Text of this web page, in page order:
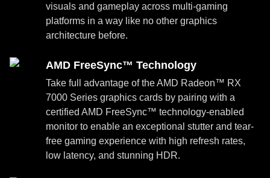
visuals and gameplay across multi-gaming
platforms in a way like no other graphics
architecture before.
AMD FreeSync™ Technology
Take full advantage of the AMD Radeon™ RX
7000 Series graphics cards by pairing with a
certified AMD FreeSync™ technology-enabled
monitor to enable an exceptional stutter and tear-
free gaming experience with high refresh rates,
low latency, and stunning HDR.